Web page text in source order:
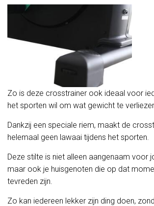
Zo is deze crosstrainer ook ideaal voor
het sporten wil om wat gewicht te
Dankzij een speciale riem, maakt de
helemaal geen lawaai tijdens het sporten.
Deze stilte is niet alleen aangenaam voor
maar ook je huisgenoten die op dat
tevreden zijn.
Zo kan iedereen lekker zijn ding doen,